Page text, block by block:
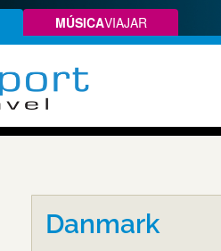
MÚSICAVIAJAR
Danmark